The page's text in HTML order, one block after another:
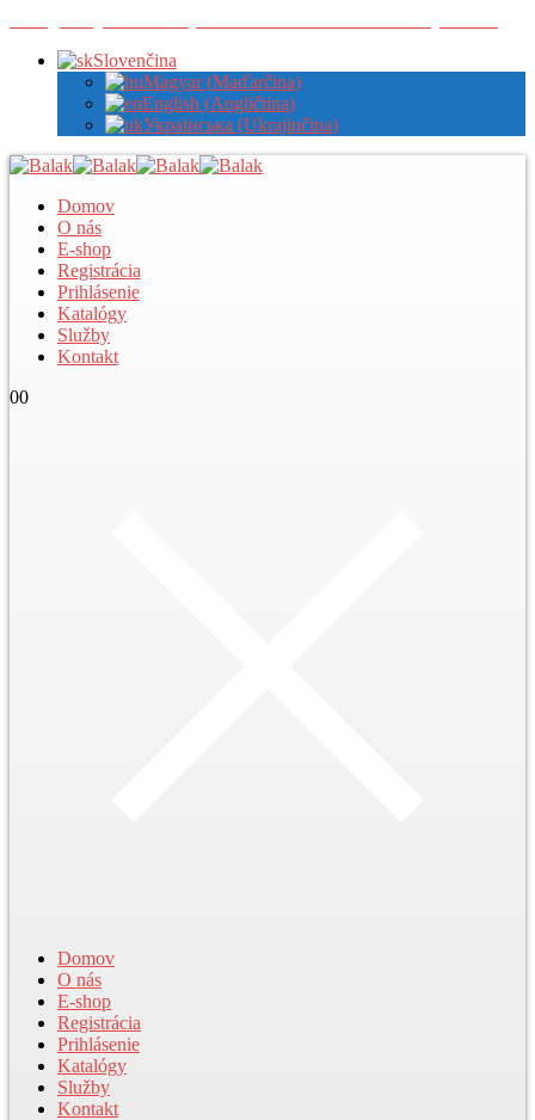
Slovenčina
Magyar (Maďarčina)
English (Angličtina)
Українська (Ukrajinčina)
Domov
O nás
E-shop
Registrácia
Prihlásenie
Katalógy
Služby
Kontakt
00
Domov
O nás
E-shop
Registrácia
Prihlásenie
Katalógy
Služby
Kontakt